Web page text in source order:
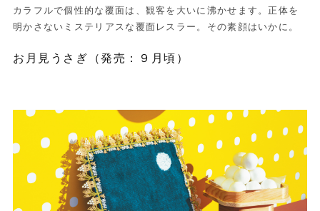
カラフルで個性的な覆面は、観客を大いに沸かせます。正体を
明かさないミステリアスな覆面レスラー。その素顔はいかに。
お月見うさぎ（発売：９月頃）